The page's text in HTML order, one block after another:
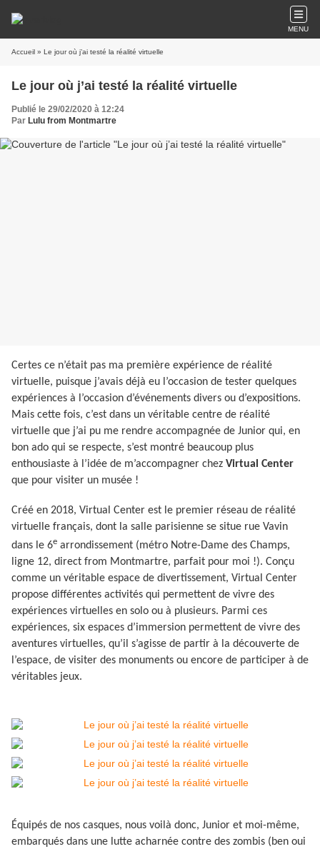
MENU
Accueil » Le jour où j’ai testé la réalité virtuelle
Le jour où j’ai testé la réalité virtuelle
Publié le 29/02/2020 à 12:24
Par Lulu from Montmartre
Certes ce n’était pas ma première expérience de réalité
virtuelle, puisque j’avais déjà eu l’occasion de tester quelques
expériences à l’occasion d’événements divers ou d’expositions.
Mais cette fois, c’est dans un véritable centre de réalité
virtuelle que j’ai pu me rendre accompagnée de Junior qui, en
bon ado qui se respecte, s’est montré beaucoup plus
enthousiaste à l’idée de m’accompagner chez Virtual Center
que pour visiter un musée !
Créé en 2018, Virtual Center est le premier réseau de réalité
virtuelle français, dont la salle parisienne se situe rue Vavin
dans le 6e arrondissement (métro Notre-Dame des Champs,
ligne 12, direct from Montmartre, parfait pour moi !). Conçu
comme un véritable espace de divertissement, Virtual Center
propose différentes activités qui permettent de vivre des
expériences virtuelles en solo ou à plusieurs. Parmi ces
expériences, six espaces d’immersion permettent de vivre des
aventures virtuelles, qu’il s’agisse de partir à la découverte de
l’espace, de visiter des monuments ou encore de participer à de
véritables jeux.
Équipés de nos casques, nous voilà donc, Junior et moi-même,
embarqués dans une lutte acharnée contre des zombis (ben oui